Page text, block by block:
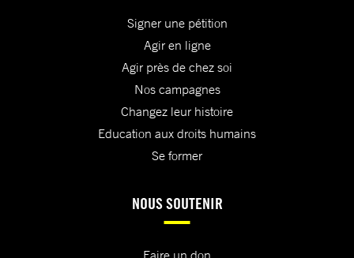
Signer une pétition
Agir en ligne
Agir près de chez soi
Nos campagnes
Changez leur histoire
Education aux droits humains
Se former
NOUS SOUTENIR
Faire un don